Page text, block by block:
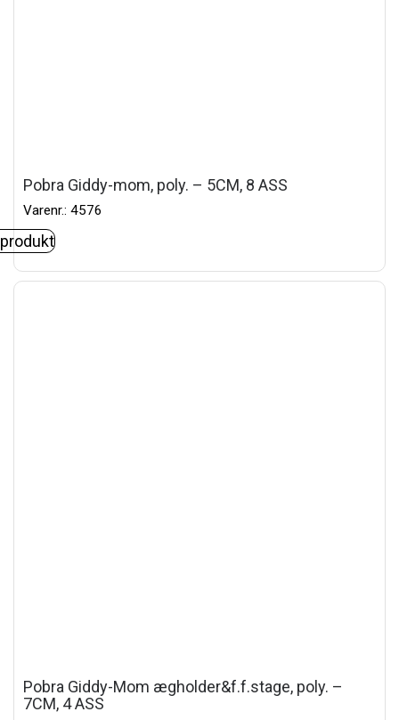
Pobra Giddy-mom, poly. – 5CM, 8 ASS
Varenr.: 4576
Pobra Giddy-Mom ægholder&f.f.stage, poly. –
7CM, 4 ASS